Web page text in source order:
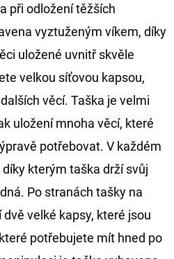
při odložení těžších
vyztuženým víkem, díky
uložené uvnitř skvěle
velkou síťovou kapsou,
věcí. Taška je velmi
uložení mnoha věcí, které
potřebovat. V každém
kterým taška drží svůj
Po stranách tašky na
velké kapsy, které jsou
potřebujete mít hned po